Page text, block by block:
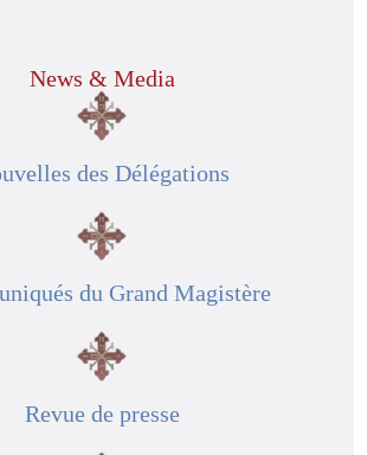
News & Media
des Délégations
du Grand Magistère
Revue de presse